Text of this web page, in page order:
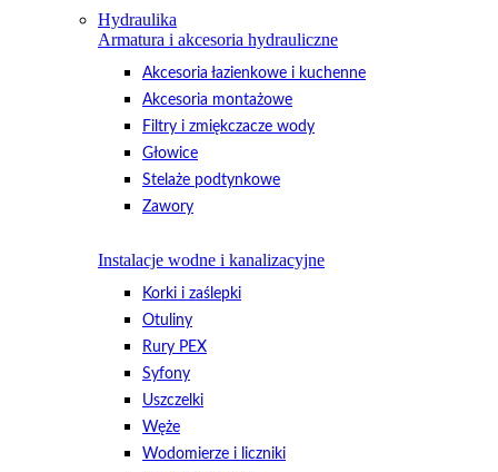
Hydraulika
Armatura i akcesoria hydrauliczne
Akcesoria łazienkowe i kuchenne
Akcesoria montażowe
Filtry i zmiękczacze wody
Głowice
Stelaże podtynkowe
Zawory
Instalacje wodne i kanalizacyjne
Korki i zaślepki
Otuliny
Rury PEX
Syfony
Uszczelki
Węże
Wodomierze i liczniki